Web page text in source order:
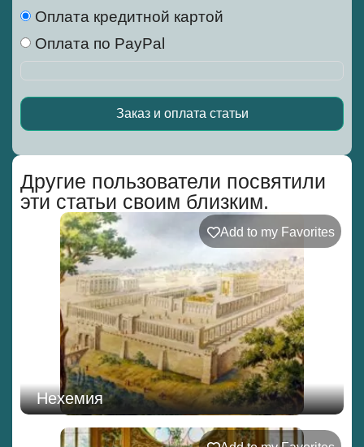
Другие пользователи посвятили
эти статьи своим близким.
Add to my Favorites
Нехемия
Оплата кредитной картой
Оплата по PayPal
Заказ и оплата статьи
Alternative: